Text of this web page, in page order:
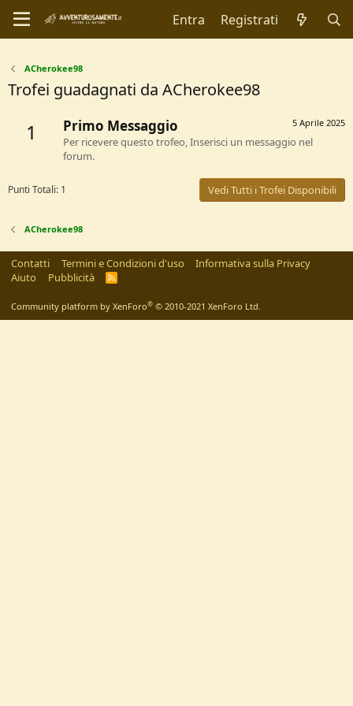
Entra Registrati
ACherokee98
Trofei guadagnati da ACherokee98
1 5 Aprile 2025
Primo Messaggio
Per ricevere questo trofeo, Inserisci un messaggio nel
forum.
Punti Totali: 1 Vedi Tutti i Trofei Disponibili
ACherokee98
Contatti Termini e Condizioni d'uso
Informativa sulla Privacy
Aiuto
Pubblicità
R
Community platform by XenForo® © 2010-2021 XenForo Ltd.